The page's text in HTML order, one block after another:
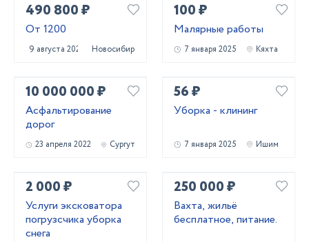
490 800 ₽
От 1200
9 августа 2024 Новосибирск
100 ₽
Малярные работы
7 января 2025 Кяхта
10 000 000 ₽
Асфальтирование
дорог
23 апреля 2022 Сургут
56 ₽
Уборка - клининг
7 января 2025 Ишим
2 000 ₽
Услуги эксковатора
погрузсчика уборка
снега
250 000 ₽
Вахта, жильё
бесплатное, питание.